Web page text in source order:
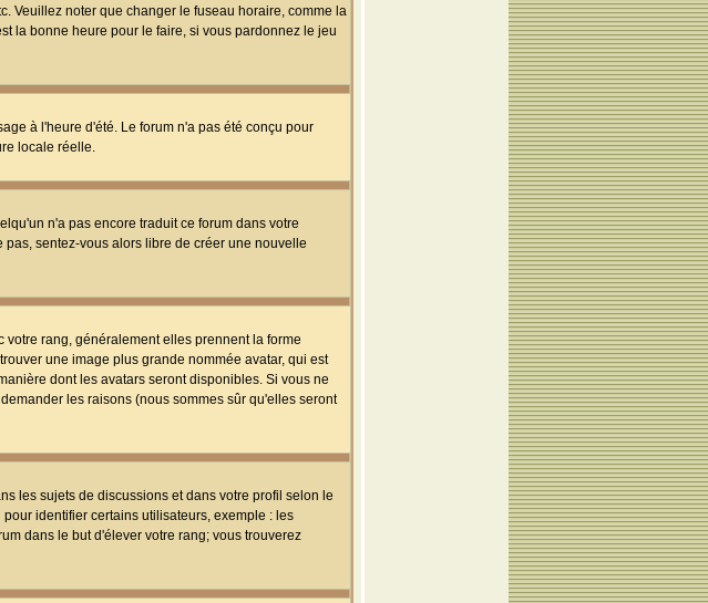
Veuillez noter que changer le fuseau horaire, comme la
la bonne heure pour le faire, si vous pardonnez le jeu
à l'heure d'été. Le forum n'a pas été conçu pour
locale réelle.
n'a pas encore traduit ce forum dans votre
sentez-vous alors libre de créer une nouvelle
votre rang, généralement elles prennent la forme
une image plus grande nommée avatar, qui est
dont les avatars seront disponibles. Si vous ne
les raisons (nous sommes sûr qu'elles seront
les sujets de discussions et dans votre profil selon le
identifier certains utilisateurs, exemple : les
dans le but d'élever votre rang; vous trouverez